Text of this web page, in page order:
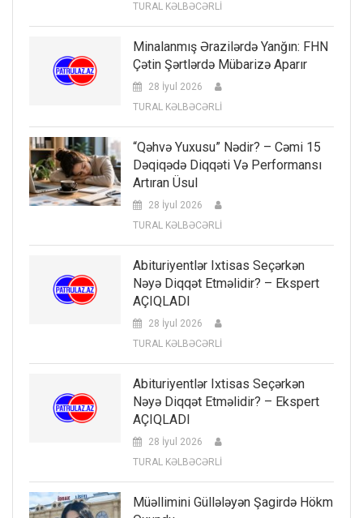
TURAL KƏLBƏCƏRLİ
Minalanmış Ərazilərdə Yanğın: FHN
Çətin Şərtlərdə Mübarizə Aparır
28 İyul 2026
TURAL KƏLBƏCƏRLİ
“Qəhvə Yuxusu” Nədir? – Cəmi 15
Dəqiqədə Diqqəti Və Performansı
Artıran Üsul
28 İyul 2026
TURAL KƏLBƏCƏRLİ
Abituriyentlər Ixtisas Seçərkən
Nəyə Diqqət Etməlidir? – Ekspert
AÇIQLADI
28 İyul 2026
TURAL KƏLBƏCƏRLİ
Abituriyentlər Ixtisas Seçərkən
Nəyə Diqqət Etməlidir? – Ekspert
AÇIQLADI
28 İyul 2026
TURAL KƏLBƏCƏRLİ
Müəllimini Güllələyən Şagirdə Hökm